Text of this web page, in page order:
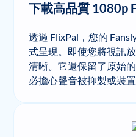
下載高品質 1080p
透過 FlixPal，您的
式呈現。即使您將視訊
清晰。它還保留了原始
必擔心聲音被抑製或裝